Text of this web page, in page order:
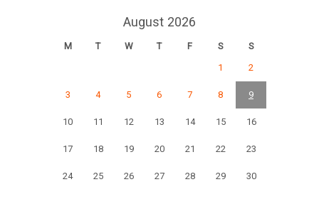
August 2026
M T W T F S
S
1
2
3 4 5 6 7 8 9
10 11 12 13 14 15 16
17 18 19 20 21 22 23
24 25 26 27 28 29 30